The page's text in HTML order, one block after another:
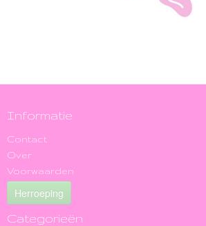
Informatie
Contact
Over
Voorwaarden
Herroeping
Categorieën